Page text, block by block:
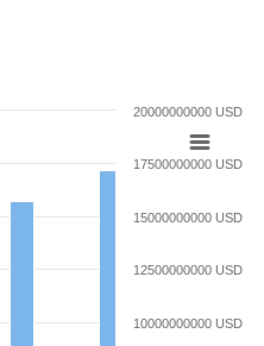
10000000000 USD
12500000000 USD
15000000000 USD
17500000000 USD
20000000000 USD